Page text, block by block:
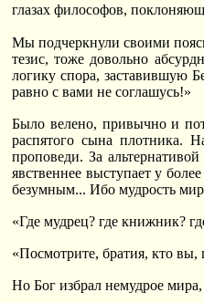
глазах философов,
Мы подчеркнули своими
тезис, тоже довольно
логику спора, заставившую
равно с вами не соглашусь!»
Было велено, привычно и
распятого сына плотника.
проповеди. За
явственнее выступает у
безумным... Ибо мудрость
«Где мудрец? где книжник?
«Посмотрите, братия, кто
Но Бог избрал немудрое